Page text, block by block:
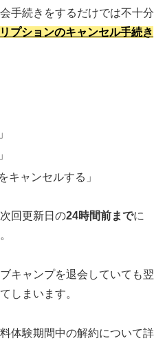
手続きをするだけでは不十分
プションのキャンセル手続き
キャンセルする」
回更新日の24時間前までに
キャンプを退会していても翌
しまいます。
体験期間中の解約について詳